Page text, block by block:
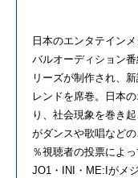
日本のエンタテイン
バルオーディション
リーズが制作され、
レンドを席巻。日本
り、社会現象を巻き
がダンスや歌唱など
％視聴者の投票によ
JO1・INI・ME:Iがメ